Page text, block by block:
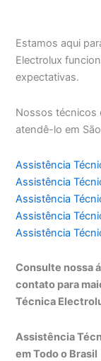
Estamos aqui
Electrolux
expectativas.
Nossos técnicos
atendê-lo em
Assistência
Assistência
Assistência
Assistência
Assistência
Consulte nossa
contato para
Técnica
Assistência
em Todo o Brasil